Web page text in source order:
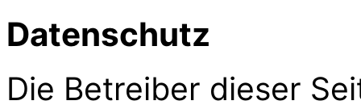
Datenschutz
Die Betreiber dieser